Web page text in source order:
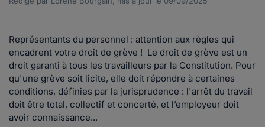
Représentants du personnel : attention aux règles qui
encadrent votre droit de grève ! Le droit de grève est un
droit garanti à tous les travailleurs par la Constitution. Pour
qu'une grève soit licite, elle doit répondre à certaines
conditions, définies par la jurisprudence : l'arrêt du travail
doit être total, collectif et concerté, et l’employeur doit
avoir connaissance...